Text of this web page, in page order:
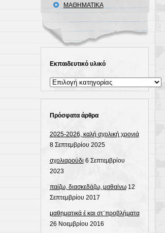
ΜΑΘΗΜΑΤΙΚΑ
Εκπαιδευτικό υλικό
Εκπαιδευτικό
υλικό
Πρόσφατα άρθρα
2025-2026, καλή σχολική χρονιά
8 Σεπτεμβρίου 2025
σχολιαρούδι 6 Σεπτεμβρίου
2023
παίζω, διασκεδάζω, μαθαίνω 12
Σεπτεμβρίου 2017
μαθηματικά έ και στ΄προβλήματα
26 Νοεμβρίου 2016